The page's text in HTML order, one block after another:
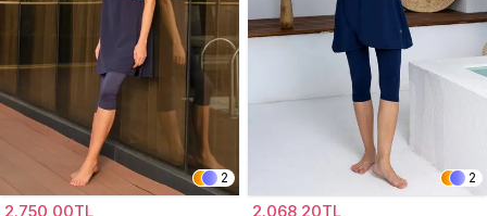
2
2.750,00TL
2
2.068,20TL